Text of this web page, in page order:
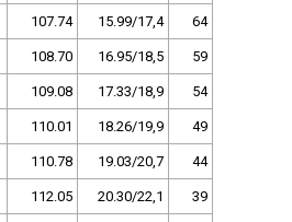
107.74 15.99/17,4 64
108.70 16.95/18,5 59
109.08 17.33/18,9 54
110.01 18.26/19,9 49
110.78 19.03/20,7 44
112.05 20.30/22,1 39